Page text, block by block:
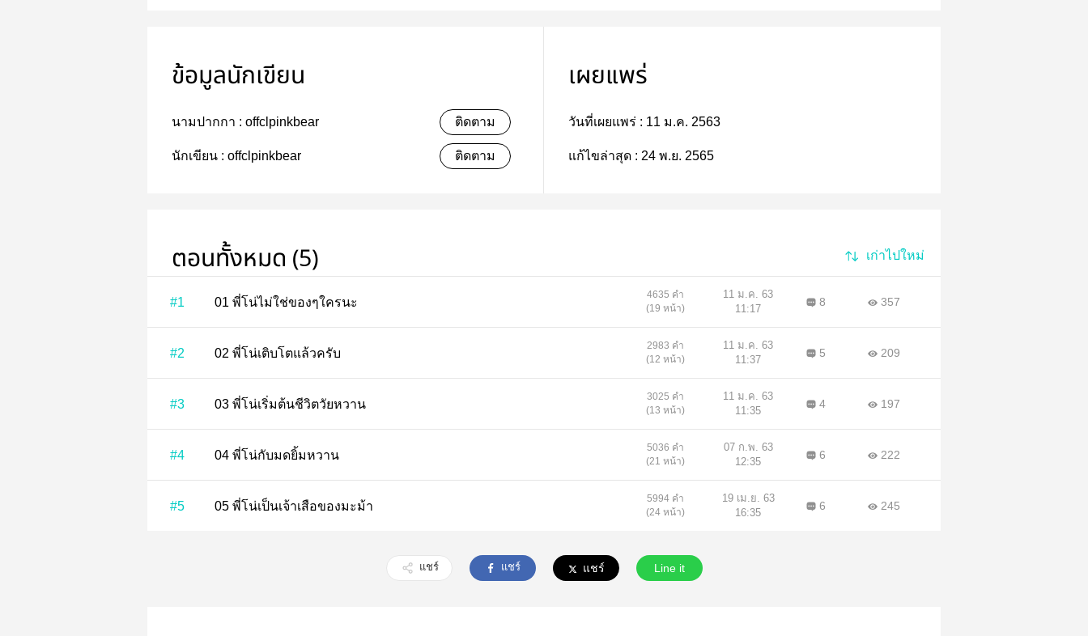
ข้อมูลนักเขียน
นามปากกา : offclpinkbear ติดตาม
นักเขียน : offclpinkbear ติดตาม
เผยแพร่
วันที่เผยแพร่ : 11 ม.ค. 2563
แก้ไขล่าสุด : 24 พ.ย. 2565
ตอนทั้งหมด (5) เก่าไปใหม่
#1 01 พี่โน่ไม่ใช่ของๆใครนะ
4635 คำ
(19 หน้า)
11 ม.ค. 63
11:17
8 357
#2 02 พี่โน่เติบโตแล้วครับ
2983 คำ
(12 หน้า)
11 ม.ค. 63
11:37
5 209
#3 03 พี่โน่เริ่มต้นชีวิตวัยหวาน
3025 คำ
(13 หน้า)
11 ม.ค. 63
11:35
4 197
#4 04 พี่โน่กับมดยิ้มหวาน
5036 คำ
(21 หน้า)
07 ก.พ. 63
12:35
6 222
#5 05 พี่โน่เป็นเจ้าเสือของมะม้า
5994 คำ
(24 หน้า)
19 เม.ย. 63
16:35
6 245
แชร์ แชร์ แชร์ Line it